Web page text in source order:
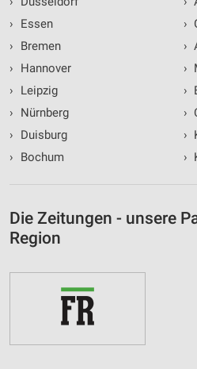
›
Essen
›
Bremen
›
Hannover
›
Leipzig
›
Nürnberg
›
Duisburg
›
Bochum
›
›
›
›
›
›
›
Die Zeitungen - unsere
Region